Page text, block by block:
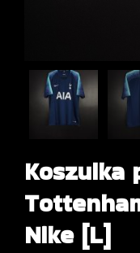
Koszulka
Nike [L]